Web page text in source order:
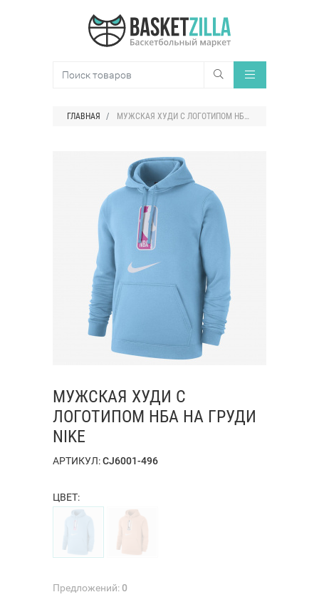
ГЛАВНАЯ МУЖСКАЯ ХУДИ С ЛОГОТИПОМ НБА НА ГРУДИ NIKE
МУЖСКАЯ ХУДИ С
ЛОГОТИПОМ НБА НА ГРУДИ
NIKE
АРТИКУЛ:CJ6001-496
ЦВЕТ:
Предложений:0